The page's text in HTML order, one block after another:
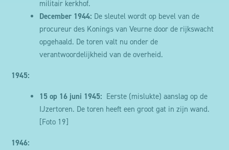
militair kerkhof.
December 1944: De sleutel wordt op bevel van de
procureur des Konings van Veurne door de rijkswacht
opgehaald. De toren valt nu onder de
verantwoordelijkheid van de overheid.
1945:
15 op 16 juni 1945: Eerste (mislukte) aanslag op de
IJzertoren. De toren heeft een groot gat in zijn wand.
[Foto 19]
1946:
van het gebruik van onze websites/apps doen we
ook beroep op Google Analytics en Hotjar die
daartoe eveneens gebruik maken van cookies.
Deze cookies kunnen zowel anoniem als niet-
anoniem zijn. Voor het gebruik van niet-anonieme
voorafgaandelijk je toestemming gevraagd. Je kan
dus weigeren dat deze cookies op je toestel
worden geplaatst door je cookie instellingen aan te
passen via de cookie manager.